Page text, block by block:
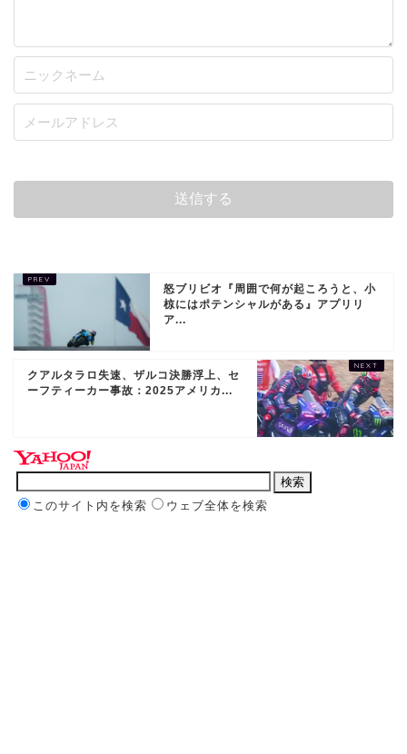
怒ブリビオ『周囲で何が起ころうと、小
椋にはポテンシャルがある』アプリリ
ア...
クアルタラロ失速、ザルコ決勝浮上、セ
ーフティーカー事故：2025アメリカ...
このサイト内を検索 ウェブ全体を検索